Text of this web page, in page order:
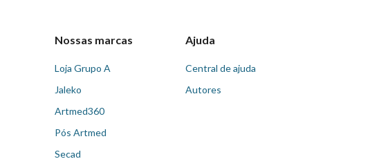
Nossas marcas
Loja Grupo A
Jaleko
Artmed360
Pós Artmed
Secad
Ajuda
Central de ajuda
Autores